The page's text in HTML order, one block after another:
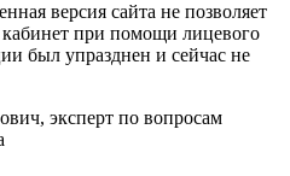
версия сайта не позволяет
при помощи лицевого
был упразднен и сейчас не